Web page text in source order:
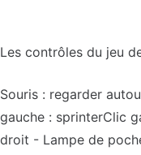
Les contrôles du jeu
Souris : regarder
gauche : sprinterClic
droit - Lampe de